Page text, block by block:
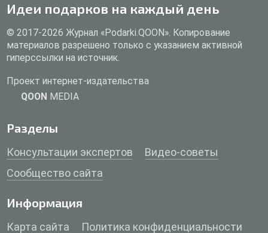
Идеи подарков на каждый день
© 2017-2026 Журнал «Podarki.QOON». Копирование
материалов разрешено только с указанием активной
гиперссылки на источник.
Проект интернет-издательства
QOON MEDIA
Разделы
Консультации экспертов
Видео-советы
Сообщество сайта
Информация
Карта сайта Политика конфиденциальности